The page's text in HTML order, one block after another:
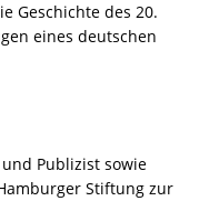
Geschichte des 20.
eines deutschen
Publizist sowie
Stiftung zur